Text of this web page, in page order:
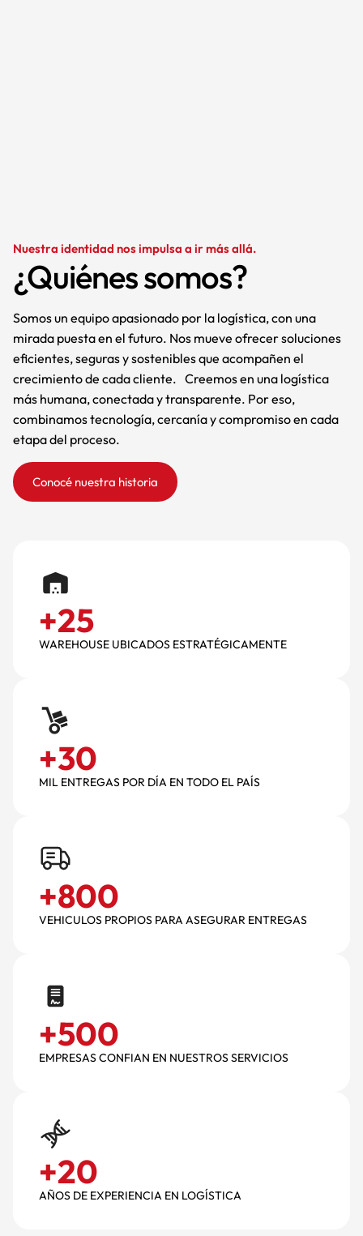
Nuestra identidad nos impulsa a ir más allá.
¿Quiénes somos?
Somos un equipo apasionado por la logística, con una
mirada puesta en el futuro. Nos mueve ofrecer soluciones
eficientes, seguras y sostenibles que acompañen el
crecimiento de cada cliente. Creemos en una logística
más humana, conectada y transparente. Por eso,
combinamos tecnología, cercanía y compromiso en cada
etapa del proceso.
Conocé nuestra historia
WAREHOUSE UBICADOS ESTRATÉGICAMENTE
+25
MIL ENTREGAS POR DÍA EN TODO EL PAÍS
+30
VEHICULOS PROPIOS PARA ASEGURAR ENTREGAS
+800
EMPRESAS CONFIAN EN NUESTROS SERVICIOS
+500
AÑOS DE EXPERIENCIA EN LOGÍSTICA
+20